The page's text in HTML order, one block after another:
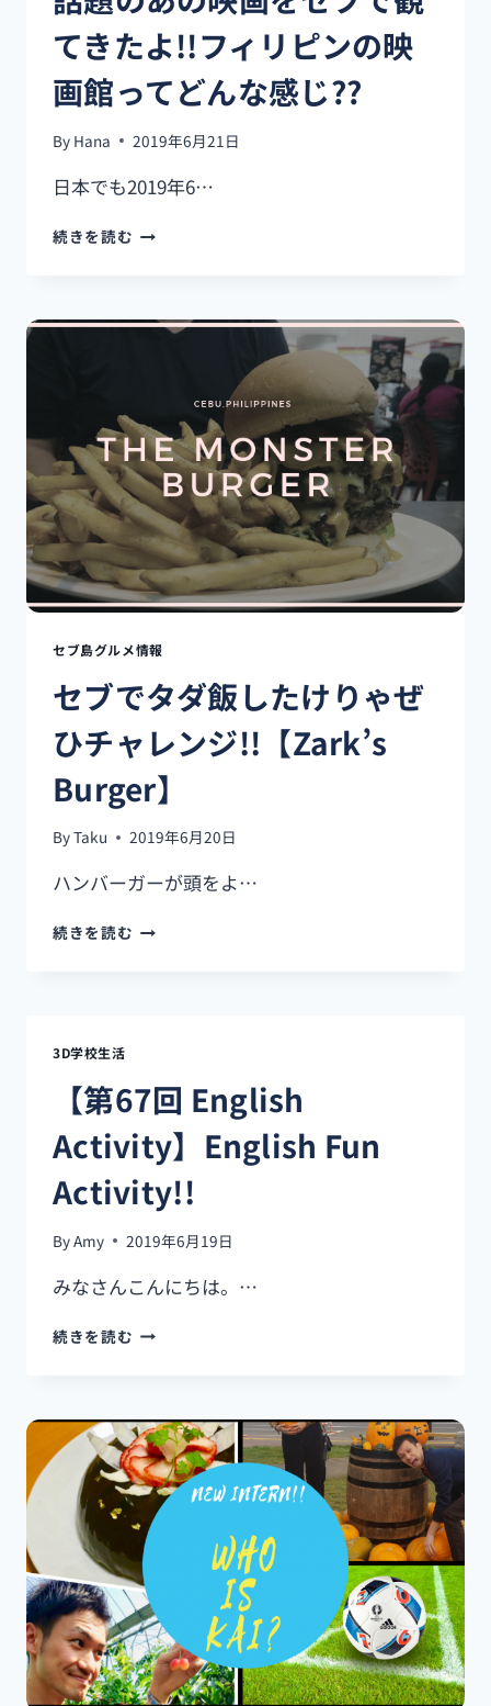
し
い
ロ
ー
カ
ル
フ
ー
ド】
てきたよ!!フィリピンの映
画館ってどんな感じ??
By Hana 2019年6月21日
日本でも2019年6…
続きを読む
の
ブ
で
観
て
き
た
よ!!
フ
リ
ン
の
映
画
館
っ
て
ど
ん
な
じ??
セブ島グルメ情報
セブでタダ飯したけりゃぜ
ひチャレンジ!!【Zark’s
Burger】
ByTaku 2019年6月20日
ハンバーガーが頭をよ…
続きを読む
た
け
り
ゃ
ぜ
ひ
ャ
ン
【ZARK’S
3D学校生活
【第67回 English
Activity】English Fun
Activity!!
ByAmy 2019年6月19日
みなさんこんにちは。…
続きを読む 【第
ACTIVITY】
ENGLISH
FUN
ACTIVITY!!